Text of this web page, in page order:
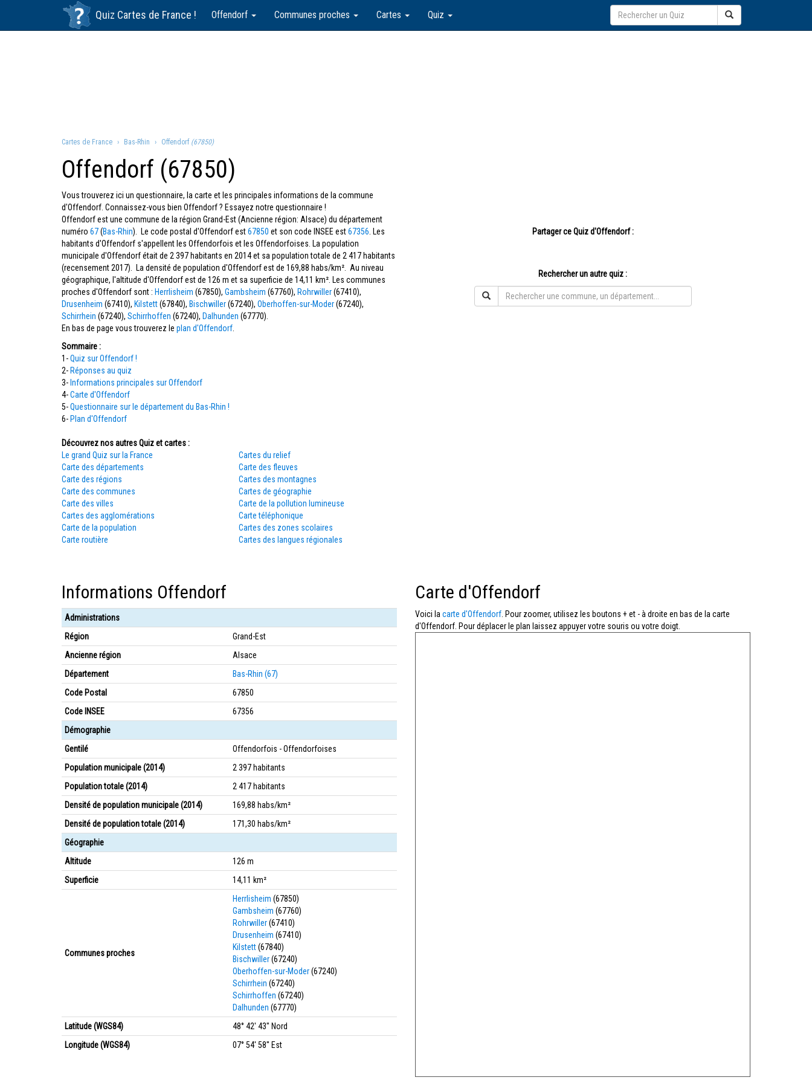
Quiz Cartes de France ! Offendorf Communes proches Cartes Quiz
Cartes de France Bas-Rhin Offendorf (67850)
Offendorf (67850)
Vous trouverez ici un questionnaire, la carte et les principales informations de la commune
d'Offendorf. Connaissez-vous bien Offendorf ? Essayez notre questionnaire !
Offendorf est une commune de la région Grand-Est (Ancienne région: Alsace) du département
numéro 67(Bas-Rhin). Le code postal d'Offendorf est67850 et son code INSEE est67356 . Les
habitants d'Offendorf s'appellent les Offendorfois et les Offendorfoises. La population
municipale d'Offendorf était de 2 397 habitants en 2014 et sa population totale de 2 417 habitants
(recensement 2017). La densité de population d'Offendorf est de 169,88 habs/km². Au niveau
géographique, l'altitude d'Offendorf est de 126 m et sa superficie de 14,11 km². Les communes
proches d'Offendorf sont : Herrlisheim (67850), Gambsheim (67760), Rohrwiller(67410),
Drusenheim (67410), Kilstett(67840), Bischwiller(67240), Oberhoffen-sur-Moder(67240),
Schirrhein (67240), Schirrhoffen (67240), Dalhunden (67770).
En bas de page vous trouverez le plan d'Offendorf
Sommaire :
1-Quiz sur Offendorf !
2- Réponses au quiz
3- Informations principales sur Offendorf
4-Carte d'Offendorf
5-Questionnaire sur le département du Bas-Rhin !
6- Plan d'Offendorf
Découvrez nos autres Quiz et cartes :
Le grand Quiz sur la France
Carte des départements
Carte des régions
Carte des communes
Carte des villes
Cartes des agglomérations
Carte de la population
Carte routière
Cartes du relief
Carte des fleuves
Cartes des montagnes
Cartes de géographie
Carte de la pollution lumineuse
Carte téléphonique
Cartes des zones scolaires
Cartes des langues régionales
Partager ce Quiz d'Offendorf :
Rechercher un autre quiz :
Informations Offendorf
Administrations
Région
Grand-Est
Ancienne région
Alsace
Département
Bas-Rhin (67)
Code Postal
67850
Code INSEE
67356
Démographie
Gentilé
Offendorfois - Offendorfoises
Population municipale (2014)
2 397 habitants
Population totale (2014)
2 417 habitants
Densité de population municipale (2014)
169,88 habs/km²
Densité de population totale (2014)
171,30 habs/km²
Géographie
Altitude
126 m
Superficie
14,11 km²
Communes proches
Herrlisheim (67850)
Gambsheim (67760)
Rohrwiller(67410)
Drusenheim (67410)
Kilstett(67840)
Bischwiller(67240)
Oberhoffen-sur-Moder(67240)
Schirrhein (67240)
Schirrhoffen (67240)
Dalhunden (67770)
Latitude (WGS84)
48° 42' 43'' Nord
Longitude (WGS84)
07° 54' 58'' Est
Carte d'Offendorf
Voici la carte d'Offendorf . Pour zoomer, utilisez les boutons + et - à droite en bas de la carte
d'Offendorf. Pour déplacer le plan laissez appuyer votre souris ou votre doigt.